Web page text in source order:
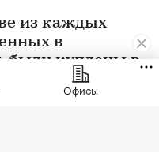
из каждых
в
были куплены в
ипотечных
а среди
Офисы